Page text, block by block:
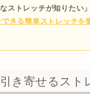
ストレッチが知りたい」
きる簡単ストレッチを
き寄せるスト